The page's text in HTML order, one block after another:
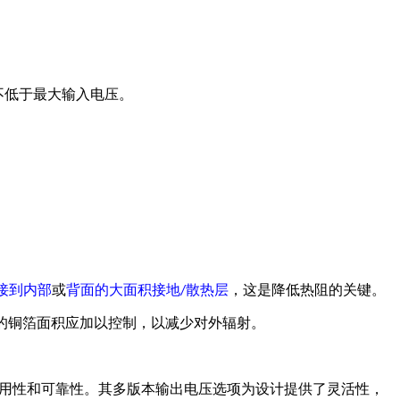
于最大输入电压。
到内部或背面的大面积接地/散热层 ，这是降低热阻的关键。
铜箔面积应加以控制，以减少对外辐射。
和可靠性。其多版本输出电压选项为设计提供了灵活性，